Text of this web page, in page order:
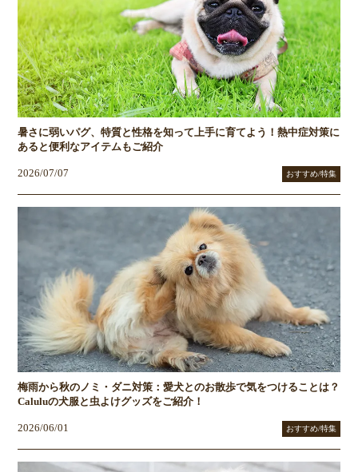
暑さに弱いパグ、特質と性格を知って上手に育てよう！熱中症対策に
あると便利なアイテムもご紹介
2026/07/07 おすすめ/特集
梅雨から秋のノミ・ダニ対策：愛犬とのお散歩で気をつけることは？
Caluluの犬服と虫よけグッズをご紹介！
2026/06/01 おすすめ/特集